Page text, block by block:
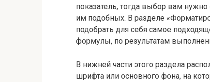
показатель, тогда выбор вам
им подобных. В разделе
подобрать для себя самое
формулы, по результатам
В нижней части этого раздела
шрифта или основного фона, на